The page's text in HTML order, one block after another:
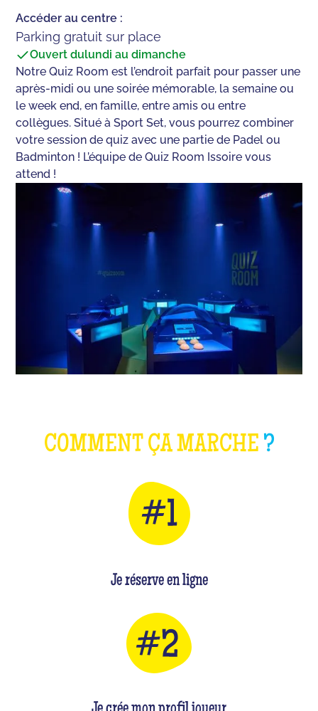
Accéder au centre :
Parking gratuit sur place
Ouvert dulundi au dimanche
Notre Quiz Room est l’endroit parfait pour passer une
après-midi ou une soirée mémorable, la semaine ou
le week end, en famille, entre amis ou entre
collègues. Situé à Sport Set, vous pourrez combiner
votre session de quiz avec une partie de Padel ou
Badminton ! L’équipe de Quiz Room Issoire vous
attend !
COMMENT ÇA MARCHE ?
Je réserve en ligne